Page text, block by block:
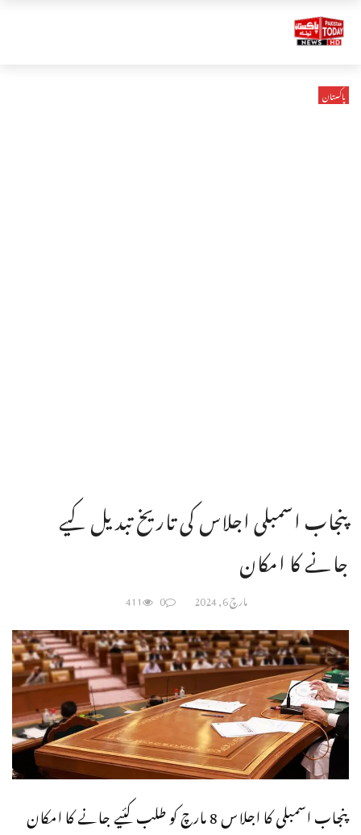
پاکستان
پنجاب اسمبلی اجلاس کی تاریخ تبدیل کیے
جانے کا امکان
مارچ 6, 2024 0
411
پنجاب اسمبلی کا اجلاس 8 مارچ کو طلب کئیے جانے کا امکان